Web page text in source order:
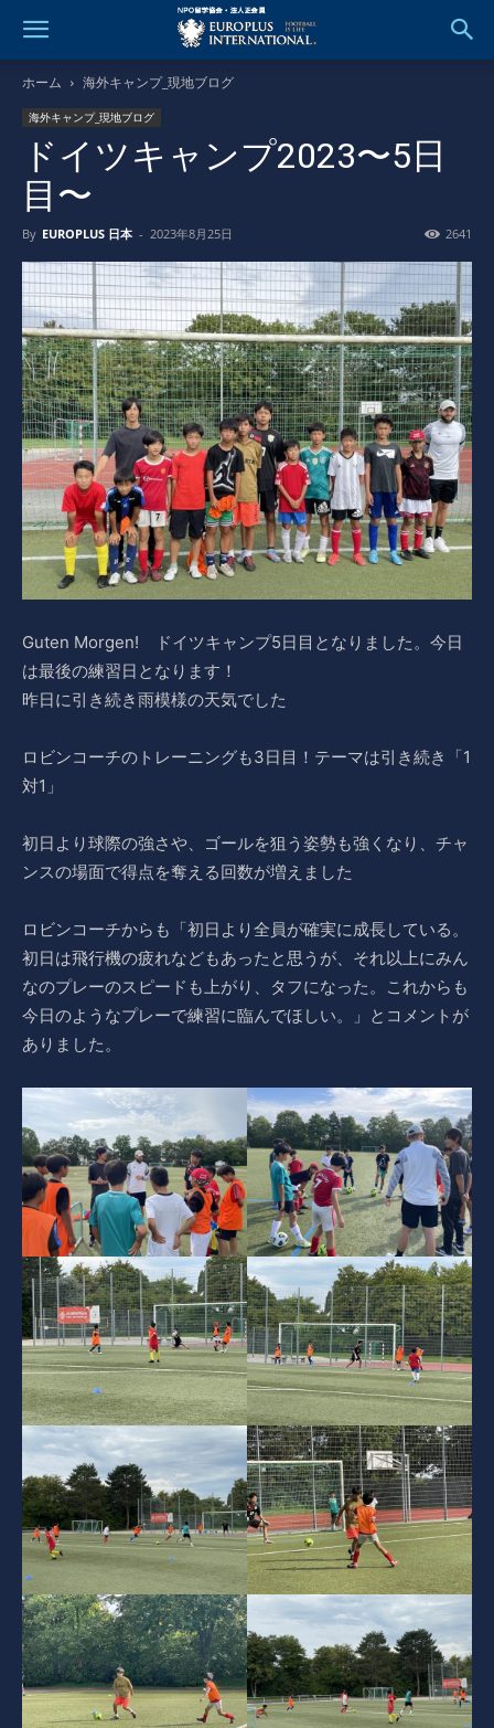
ホーム 海外キャンプ_現地ブログ
海外キャンプ_現地ブログ
ドイツキャンプ2023〜5日
目〜
By EUROPLUS 日本 - 2023年8月25日 2641
Guten Morgen! ドイツキャンプ5日目となりました。今日
は最後の練習日となります！
昨日に引き続き雨模様の天気でした
ロビンコーチのトレーニングも3日目！テーマは引き続き「1
対1」
初日より球際の強さや、ゴールを狙う姿勢も強くなり、チャ
ンスの場面で得点を奪える回数が増えました
ロビンコーチからも「初日より全員が確実に成長している。
初日は飛行機の疲れなどもあったと思うが、それ以上にみん
なのプレーのスピードも上がり、タフになった。これからも
今日のようなプレーで練習に臨んでほしい。」とコメントが
ありました。